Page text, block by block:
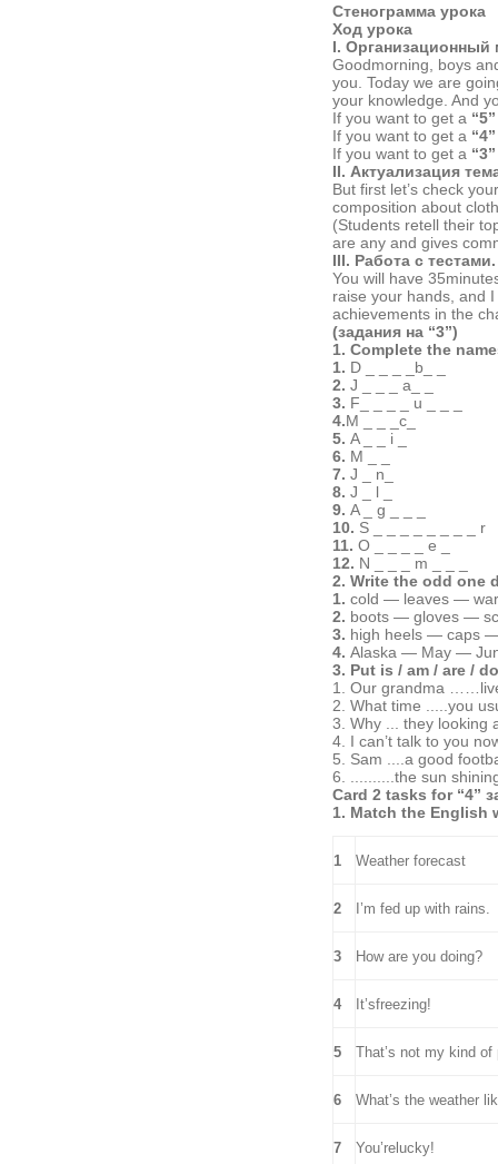
Стенограмма урока
Ход урока
I. Организационный
Goodmorning, boys
you. Today we are
your knowledge. And
If you want to get a “5”
If you want to get a “4”
If you want to get a “3”
II. Актуализация
But first let’s check
composition about
(Students retell their
are any and gives
III. Работа с тестами.
You will have
raise your hands, and
achievements in the
(задания на “3”)
1. Сomplete the
1. D _ _ _ _b_ _
2. J _ _ _ a_ _
3. F_ _ _ _ u _ _ _
4.M _ _ _c_
5. A _ _ i _
6. M _ _
7. J _ n_
8. J _ l _
9. A _ g _ _ _
10. S _ _ _ _ _ _ _ _ r
11. O _ _ _ _ e _
12. N _ _ _ m _ _ _
2. Write the odd one
1. cold — leaves —
2. boots — gloves —
3. high heels — caps
4. Alaska — May —
3. Put is / am / are /
1. Our grandma
2. What time .....you
3. Why ... they looking
4. I can’t talk to you
5. Sam ....a good
6. ..........the sun
Card 2 tasks for “4”
1. Match the English
1 Weather forecast
2 I’m fed up with rains.
3 How are you doing?
4 It’sfreezing!
5 That’s not my kind of
6 What’s the weather
7 You’relucky!